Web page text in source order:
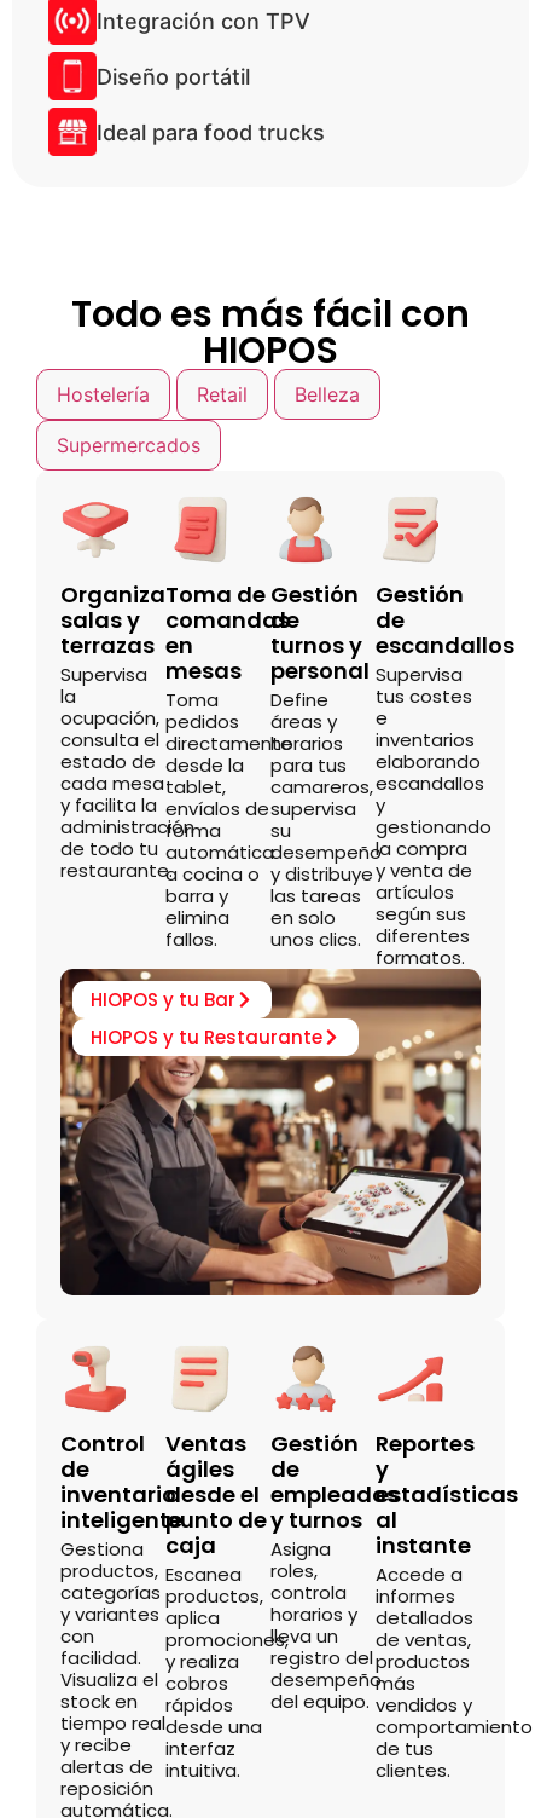
Integración con TPV
Diseño portátil
Ideal para food trucks
Todo es más fácil con
HIOPOS
Hostelería Retail Belleza
Supermercados
Organiza
salas y
terrazas
Supervisa
la
ocupación,
consulta el
estado de
cada mesa
y facilita la
administración
de todo tu
restaurante.
Toma de
comandas
en
mesas
Toma
pedidos
directamente
desde la
tablet,
envíalos de
forma
automática
a cocina o
barra y
elimina
fallos.
Gestión
de
turnos y
personal
Define
áreas y
horarios
para tus
camareros,
supervisa
su
desempeño
y distribuye
las tareas
en solo
unos clics.
Gestión
de
escandallos
Supervisa
tus costes
e
inventarios
elaborando
escandallos
y
gestionando
la compra
y venta de
artículos
según sus
diferentes
formatos.
HIOPOS y tu Bar
HIOPOS y tu Restaurante
Control
de
inventario
inteligente
Gestiona
productos,
categorías
y variantes
con
facilidad.
Visualiza el
stock en
tiempo real
y recibe
alertas de
reposición
automática.
Ventas
ágiles
desde el
punto de
caja
Escanea
productos,
aplica
promociones,
y realiza
cobros
rápidos
desde una
interfaz
intuitiva.
Gestión
de
empleados
y turnos
Asigna
roles,
controla
horarios y
lleva un
registro del
desempeño
del equipo.
Reportes
y
estadísticas
al
instante
Accede a
informes
detallados
de ventas,
productos
más
vendidos y
comportamiento
de tus
clientes.